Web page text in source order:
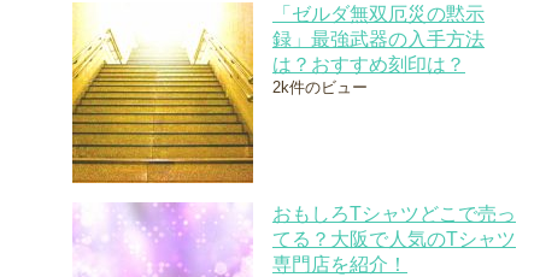
「ゼルダ無双厄災の黙示
録」最強武器の入手方法
は？おすすめ刻印は？
2k件のビュー
おもしろTシャツどこで売っ
てる？大阪で人気のTシャツ
専門店を紹介！